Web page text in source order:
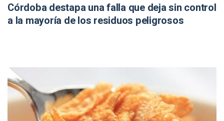
Córdoba destapa una falla que deja sin control
a la mayoría de los residuos peligrosos